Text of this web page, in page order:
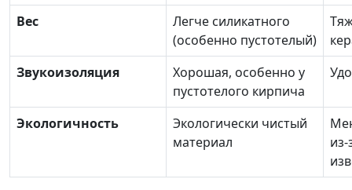
Вес
Легче силикатного
(особенно пустотелый)
Звукоизоляция
Хорошая, особенно у
пустотелого кирпича
Экологичность
Экологически чистый
материал